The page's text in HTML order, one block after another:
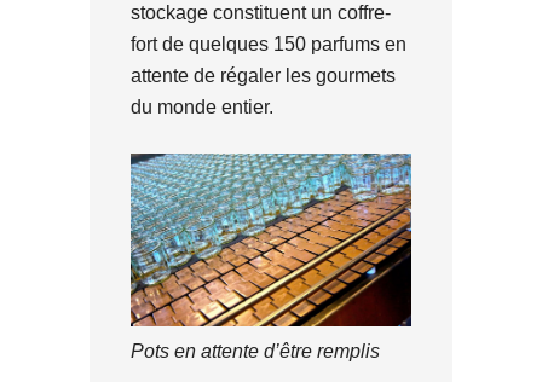
stockage constituent un coffre-
fort de quelques 150 parfums en
attente de régaler les gourmets
du monde entier.
Pots en attente d’être remplis